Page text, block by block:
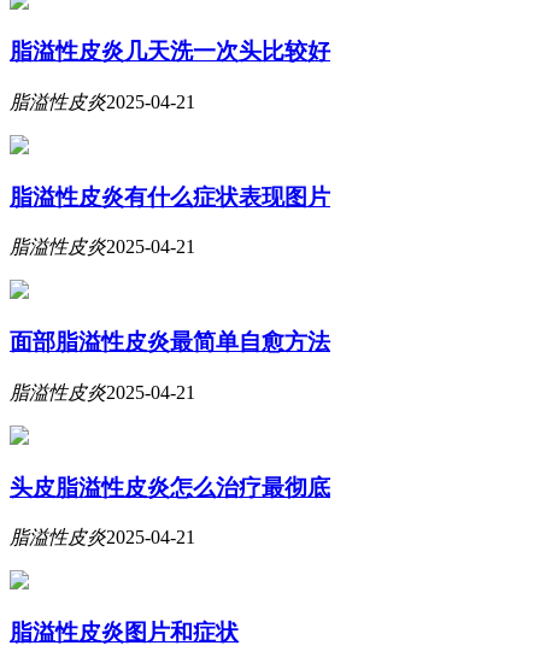
脂溢性皮炎几天洗一次头比较好
脂溢性皮炎2025-04-21
脂溢性皮炎有什么症状表现图片
脂溢性皮炎2025-04-21
面部脂溢性皮炎最简单自愈方法
脂溢性皮炎2025-04-21
头皮脂溢性皮炎怎么治疗最彻底
脂溢性皮炎2025-04-21
脂溢性皮炎图片和症状